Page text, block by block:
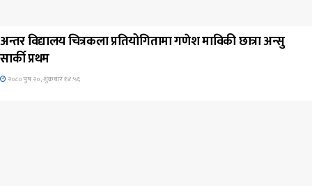
अन्तर विद्यालय चित्रकला प्रतियोगितामा गणेश माविकी छात्रा अन्सु
सार्की प्रथम
२०८० पुष २०, शुक्रबार १४:५६